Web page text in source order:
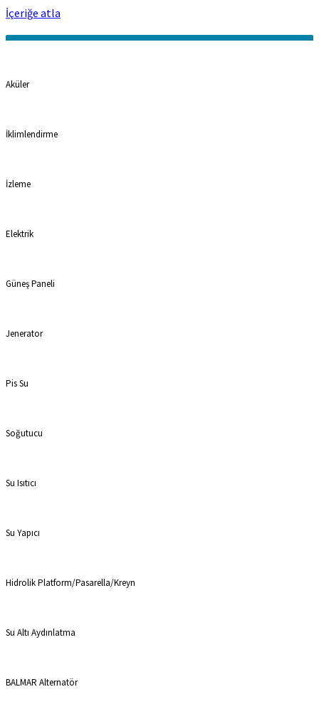
İçeriğe atla
Aküler
İklimlendirme
İzleme
Elektrik
Güneş Paneli
Jenerator
Pis Su
Soğutucu
Su Isıtıcı
Su Yapıcı
Hidrolik Platform/Pasarella/Kreyn
Su Altı Aydınlatma
BALMAR Alternatör